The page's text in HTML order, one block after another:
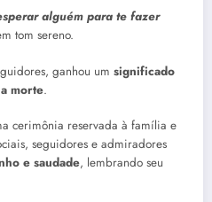
alguém para te fazer
tom sereno.
ganhou um significado
morte.
cerimônia reservada à família e
seguidores e admiradores
e saudade, lembrando seu